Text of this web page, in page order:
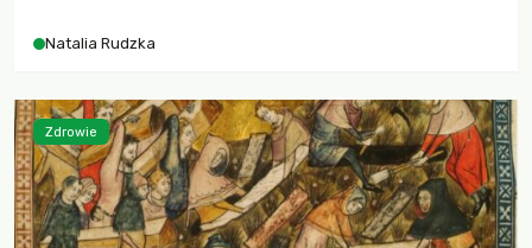
zdarzeń prowadzących do biologicznej śmierci rzeki.
Natalia Rudzka
Zdrowie